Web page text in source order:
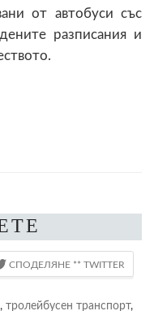
от автобуси със
разписания и
, тролейбусен транспорт,